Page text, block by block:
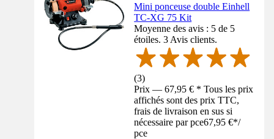
Mini ponceuse double Einhell
TC-XG 75 Kit
Moyenne des avis : 5 de 5
étoiles. 3 Avis clients.
(3)
Prix — 67,95 € * Tous les prix
affichés sont des prix TTC,
frais de livraison en sus si
nécessaire par pce67,95 €*/
pce